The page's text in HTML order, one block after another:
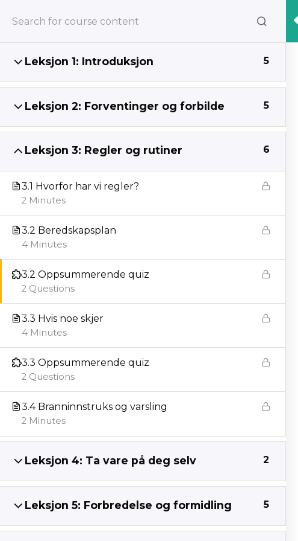
Home Alle kurs Ledertrening Konfirmantleder
Leksjon 1: Introduksjon 5
Leksjon 2: Forventinger og forbilde 5
Leksjon 3: Regler og rutiner 6
3.1 Hvorfor har vi regler?
2 Minutes
3.2 Beredskapsplan
4 Minutes
3.2 Oppsummerende quiz
2 Questions
3.3 Hvis noe skjer
4 Minutes
3.3 Oppsummerende quiz
2 Questions
3.4 Branninnstruks og varsling
2 Minutes
Leksjon 4: Ta vare på deg selv 2
Leksjon 5: Forbredelse og formidling 5